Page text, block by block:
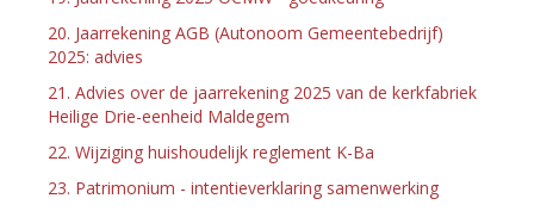
20. Jaarrekening AGB (Autonoom Gemeentebedrijf)
2025: advies
21. Advies over de jaarrekening 2025 van de kerkfabriek
Heilige Drie-eenheid Maldegem
22. Wijziging huishoudelijk reglement K-Ba
23. Patrimonium - intentieverklaring samenwerking